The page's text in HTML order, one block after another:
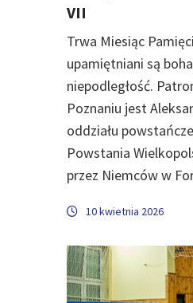
VII
Trwa Miesiąc
upamiętniani są
niepodległość.
Poznaniu jest
oddziału
Powstania
przez Niemców w
10 kwietnia 2026